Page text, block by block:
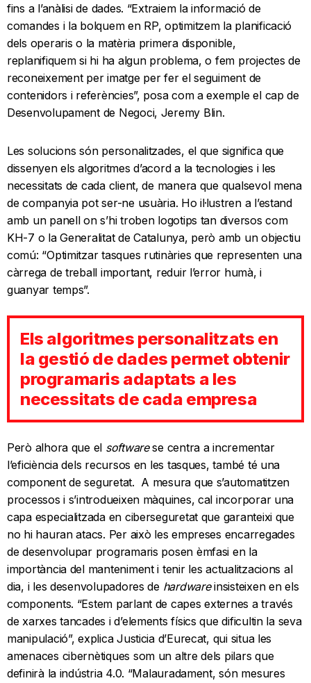
fins a l’anàlisi de dades. “Extraiem la informació de
comandes i la bolquem en RP, optimitzem la planificació
dels operaris o la matèria primera disponible,
replanifiquem si hi ha algun problema, o fem projectes de
reconeixement per imatge per fer el seguiment de
contenidors i referències”, posa com a exemple el cap de
Desenvolupament de Negoci, Jeremy Blin.
Les solucions són personalitzades, el que significa que
dissenyen els algoritmes d’acord a la tecnologies i les
necessitats de cada client, de manera que qualsevol mena
de companyia pot ser-ne usuària. Ho il·lustren a l’estand
amb un panell on s’hi troben logotips tan diversos com
KH-7 o la Generalitat de Catalunya, però amb un objectiu
comú: “Optimitzar tasques rutinàries que representen una
càrrega de treball important, reduir l’error humà, i
guanyar temps”.
Els algoritmes personalitzats en
la gestió de dades permet obtenir
programaris adaptats a les
necessitats de cada empresa
Però alhora que el softwarese centra a incrementar
l’eficiència dels recursos en les tasques, també té una
component de seguretat. A mesura que s’automatitzen
processos i s’introdueixen màquines, cal incorporar una
capa especialitzada en ciberseguretat que garanteixi que
no hi hauran atacs. Per això les empreses encarregades
de desenvolupar programaris posen èmfasi en la
importància del manteniment i tenir les actualitzacions al
dia, i les desenvolupadores de hardwareinsisteixen en els
components. “Estem parlant de capes externes a través
de xarxes tancades i d’elements físics que dificultin la seva
manipulació”, explica Justicia d’Eurecat, qui situa les
amenaces cibernètiques som un altre dels pilars que
definirà la indústria 4.0. “Malauradament, són mesures